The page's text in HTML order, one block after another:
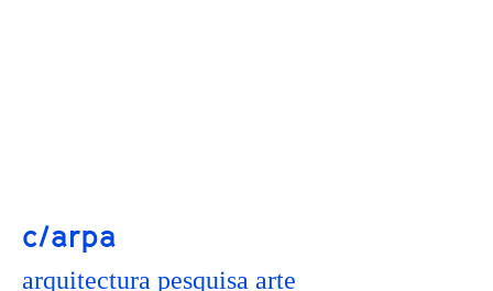
c/arpa
arquitectura pesquisa arte